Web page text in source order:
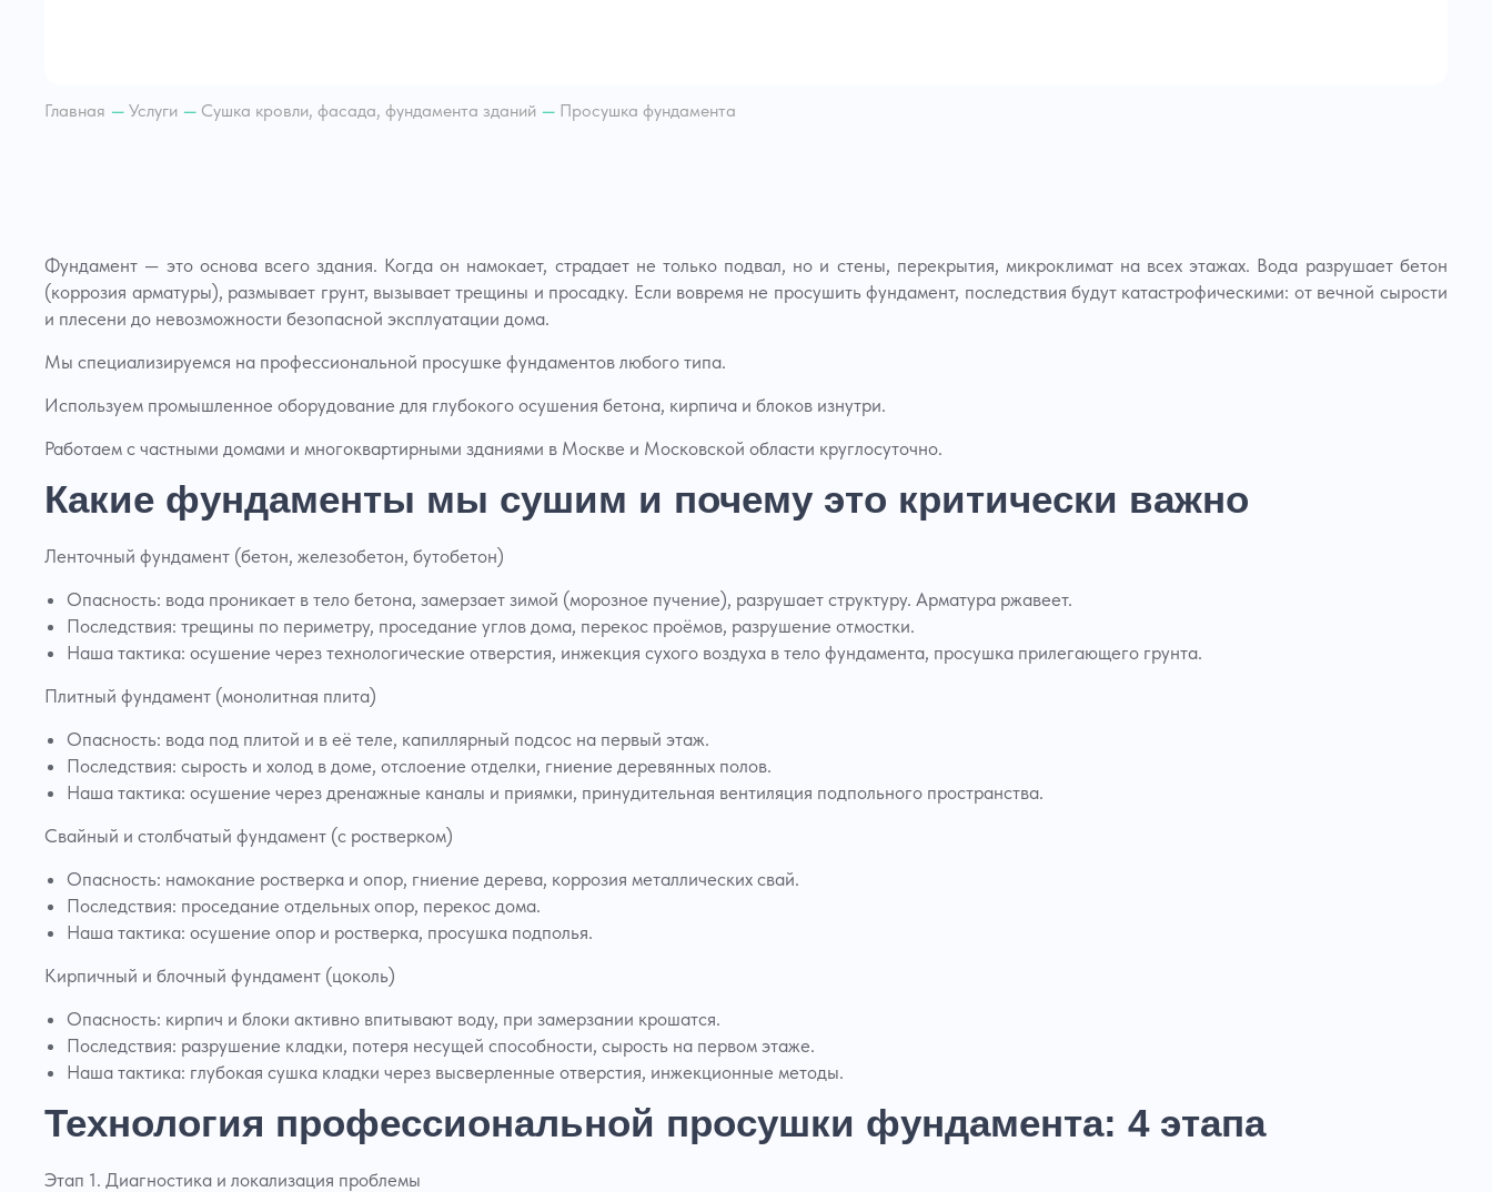
Откачка воды из частного дома
Откачка воды из котельной
Откачка воды из серверной
Откачка воды из торгового
Откачка воды из детского сада
Откачка воды из супермаркета
Главная —Услуги — Сушка кровли, фасада, фундамента зданий — Просушка фундамента
Фундамент — это основа всего здания. Когда он намокает, страдает не только подвал, но и стены, перекрытия, микроклимат на всех этажах. Вода разрушает бетон
(коррозия арматуры), размывает грунт, вызывает трещины и просадку. Если вовремя не просушить фундамент, последствия будут катастрофическими: от вечной сырости
и плесени до невозможности безопасной эксплуатации дома.
Мы специализируемся на профессиональной просушке фундаментов любого типа.
Используем промышленное оборудование для глубокого осушения бетона, кирпича и блоков изнутри.
Работаем с частными домами и многоквартирными зданиями в Москве и Московской области круглосуточно.
Какие фундаменты мы сушим и почему это критически важно
Ленточный фундамент (бетон, железобетон, бутобетон)
Опасность: вода проникает в тело бетона, замерзает зимой (морозное пучение), разрушает структуру. Арматура ржавеет.
Последствия: трещины по периметру, проседание углов дома, перекос проёмов, разрушение отмостки.
Наша тактика: осушение через технологические отверстия, инжекция сухого воздуха в тело фундамента, просушка прилегающего грунта.
Плитный фундамент (монолитная плита)
Опасность: вода под плитой и в её теле, капиллярный подсос на первый этаж.
Последствия: сырость и холод в доме, отслоение отделки, гниение деревянных полов.
Наша тактика: осушение через дренажные каналы и приямки, принудительная вентиляция подпольного пространства.
Свайный и столбчатый фундамент (с ростверком)
Опасность: намокание ростверка и опор, гниение дерева, коррозия металлических свай.
Последствия: проседание отдельных опор, перекос дома.
Наша тактика: осушение опор и ростверка, просушка подполья.
Кирпичный и блочный фундамент (цоколь)
Опасность: кирпич и блоки активно впитывают воду, при замерзании крошатся.
Последствия: разрушение кладки, потеря несущей способности, сырость на первом этаже.
Наша тактика: глубокая сушка кладки через высверленные отверстия, инжекционные методы.
Технология профессиональной просушки фундамента: 4 этапа
Этап 1. Диагностика и локализация проблемы